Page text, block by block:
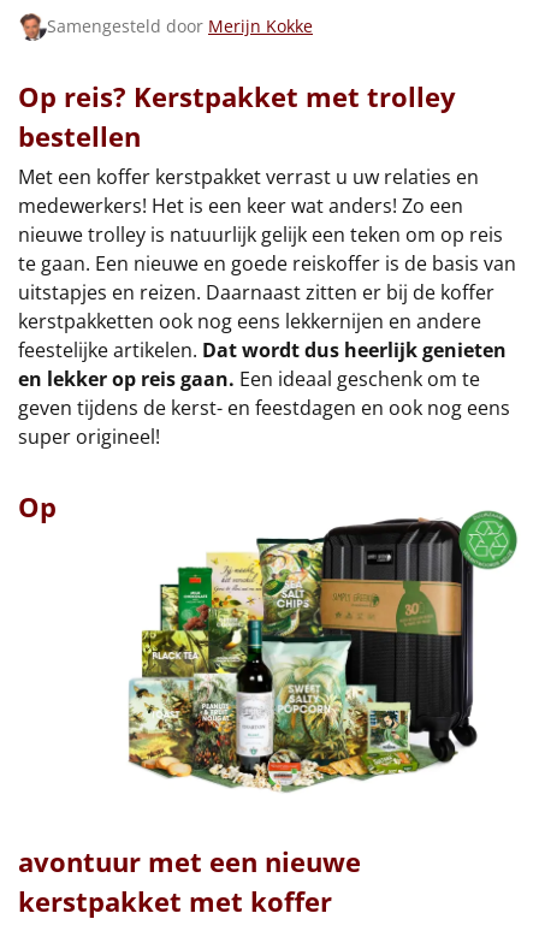
Samengesteld door Merijn Kokke
Op reis? Kerstpakket met trolley
bestellen
Met een koffer kerstpakket verrast u uw relaties en
medewerkers! Het is een keer wat anders! Zo een
nieuwe trolley is natuurlijk gelijk een teken om op reis
te gaan. Een nieuwe en goede reiskoffer is de basis van
uitstapjes en reizen. Daarnaast zitten er bij de koffer
kerstpakketten ook nog eens lekkernijen en andere
feestelijke artikelen. Dat wordt dus heerlijk genieten
en lekker op reis gaan. Een ideaal geschenk om te
geven tijdens de kerst- en feestdagen en ook nog eens
super origineel!
Op
avontuur met een nieuwe
kerstpakket met koffer